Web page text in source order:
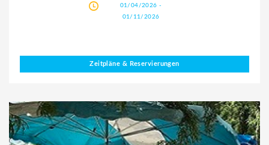
01/04/2026 -
01/11/2026
Zeitpläne & Reservierungen